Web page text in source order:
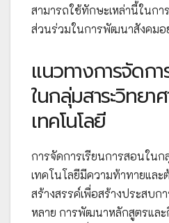
สามารถใช้ทักษะเหล่านี้ในก
ส่วนร่วมในการพัฒนาสังคมอ
แนวทางการจัดก
ในกลุ่มสาระวิทยา
เทคโนโลยี
การจัดการเรียนการสอนในก
เทคโนโลยีมีความท้าทายแล
สร้างสรรค์เพื่อสร้างประสบก
หลาย การพัฒนาหลักสูตรและ